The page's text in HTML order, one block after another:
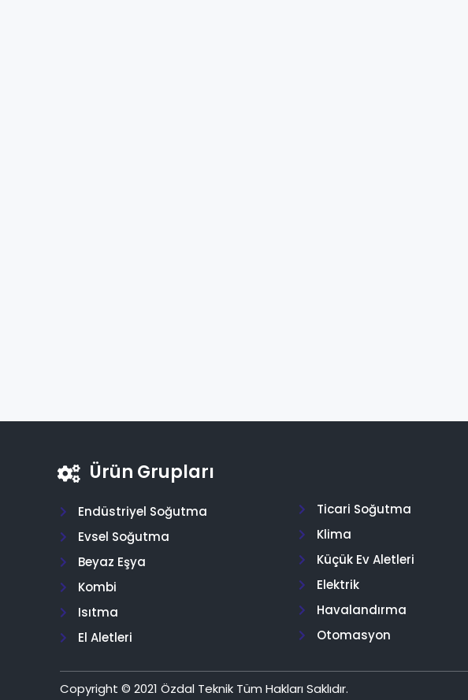
Ürün Grupları
Endüstriyel Soğutma
Evsel Soğutma
Beyaz Eşya
Kombi
Isıtma
El Aletleri
Ticari Soğutma
Klima
Küçük Ev Aletleri
Elektrik
Havalandırma
Otomasyon
Copyright © 2021 Özdal Teknik Tüm Hakları Saklıdır.